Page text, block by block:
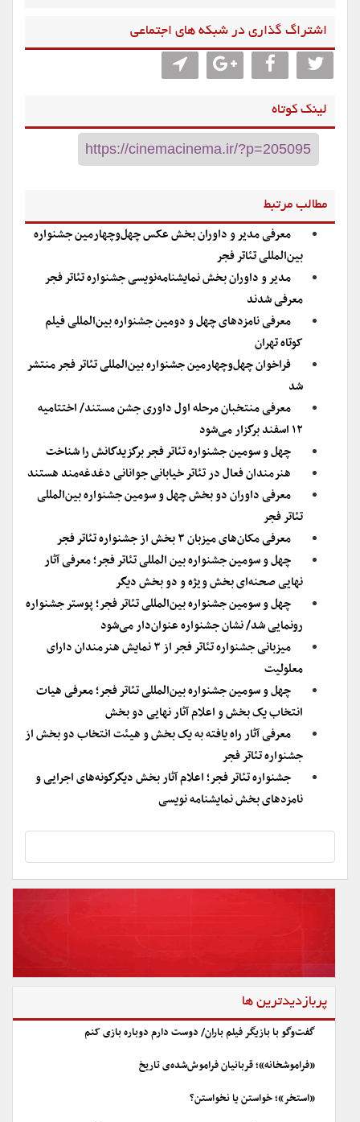
اشتراگ گذاری در شبکه های اجتماعی
لینک کوتاه
مطالب مرتبط
معرفی مدیر و داوران بخش‌ عکس چهل‌وچهارمین جشنواره
بین‌المللی تئاتر فجر
مدیر و داوران بخش نمایشنامه‌نویسی جشنواره تئاتر فجر
معرفی شدند
معرفی نامزدهای چهل و دومین جشنواره بین‌المللی فیلم
کوتاه تهران
فراخوان چهل‌وچهارمین جشنواره بین‌المللی تئاتر فجر منتشر
شد
معرفی منتخبان مرحله اول داوری جشن مستند/ اختتامیه
۱۲ اسفند برگزار می‌شود
چهل و سومین جشنواره تئاتر فجر برگزیدگانش را شناخت
هنرمندان فعال در تئاتر خیابانی جوانانی دغدغه‌مند هستند
معرفی داوران دو بخش چهل و سومین جشنواره بین‌المللی
تئاتر فجر
معرفی مکان‌های میزبان ۳ بخش از جشنواره تئاتر فجر
چهل و سومین جشنواره بین المللی تئاتر فجر؛ معرفی آثار
نهایی صحنه‌ای بخش ویژه و دو بخش دیگر
چهل و سومین جشنواره بین‌المللی تئاتر فجر؛ پوستر جشنواره
رونمایی شد/ نشان جشنواره عنوان‌دار می‌شود
میزبانی جشنواره تئاتر فجر از ۳ نمایش هنرمندان دارای
معلولیت
چهل و سومین جشنواره بین‌المللی تئاتر فجر؛ معرفی هیات
انتخاب یک بخش و اعلام آثار نهایی دو بخش
معرفی آثار راه یافته به یک بخش و هیئت انتخاب دو بخش از
جشنواره تئاتر فجر
جشنواره تئاتر فجر؛ اعلام آثار بخش دیگر‌گونه‌های اجرایی و
نامزدهای بخش نمایشنامه نویسی
پربازدیدترین ها
گفت‌وگو با بازیگر فیلم باران/ دوست دارم دوباره بازی کنم
«فراموشخانه»؛ قربانیان فراموش‌شده‌ی تاریخ
«استخر»؛ خواستن یا نخواستن؟